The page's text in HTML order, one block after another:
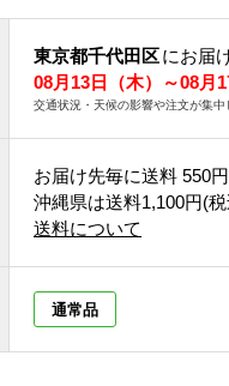
東京都千代田区にお届
08月13日（木）～08月
交通状況・天候の影響や注文が集中
お届け先毎に送料 550
沖縄県は送料1,100円(税
送料について
通常品